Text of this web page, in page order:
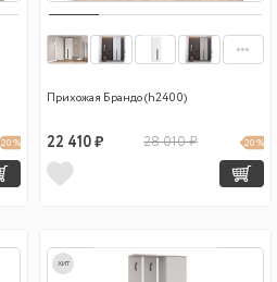
20 %
Прихожая Брандо (h2400)
22 410 ₽ 28 010 ₽ 20 %
хит